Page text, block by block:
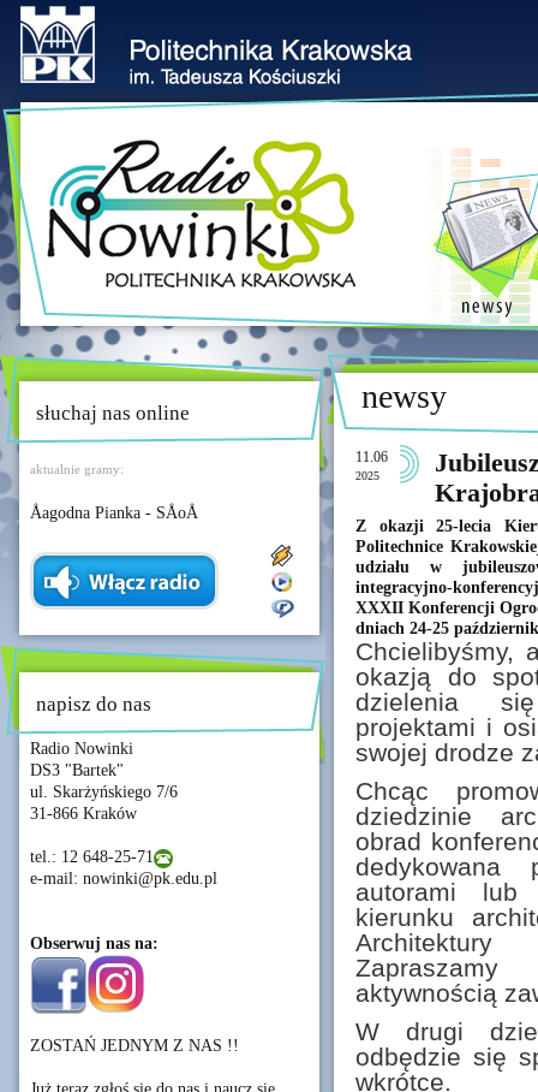
słuchaj nas online
aktualnie gramy:
Åagodna Pianka - SÅoÅ
napisz do nas
Radio Nowinki
DS3 "Bartek"
ul. Skarżyńskiego 7/6
31-866 Kraków
tel.: 12 648-25-71
e-mail: nowinki@pk.edu.pl
Obserwuj nas na:
ZOSTAŃ JEDNYM Z NAS !!
newsy
11.06
2025
Z okazji 25-lecia
Politechnice
udziału w
integracyjno-
XXXII Konferencji
dniach 24-25
Chcielibyśmy,
okazją do
dzielenia
projektami i
swojej drodze
Chcąc
dziedzinie
obrad
dedykowana
autorami lub
kierunku
aktywnością
W drugi
odbędzie się
wkrótce.